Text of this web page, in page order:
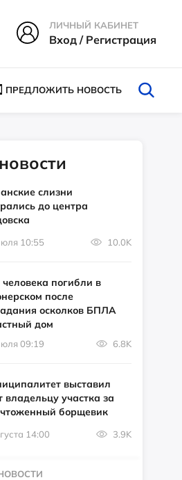
ЛИЧНЫЙ КАБИНЕТ
Вход / Регистрация
ПРЕДЛОЖИТЬ НОВОСТЬ
слизни
до центра
10:55 10.0K
погибли в
после
осколков БПЛА
дом
09:19 6.8K
выставил
владельцу участка за
борщевик
14:00 3.9K